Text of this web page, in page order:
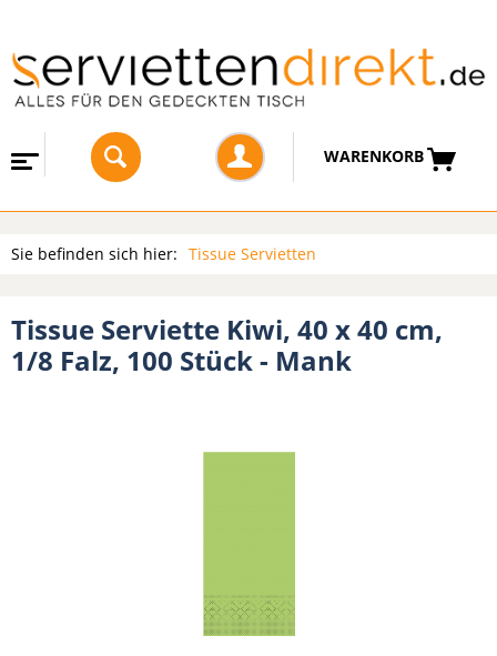
WARENKORB
Sie befinden sich hier: Tissue Servietten
Tissue Serviette Kiwi, 40 x 40 cm,
1/8 Falz, 100 Stück - Mank